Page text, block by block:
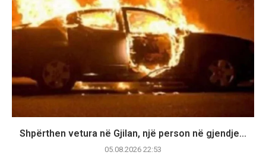
Shpërthen vetura në Gjilan, një person në gjendje...
05.08.2026 22:53